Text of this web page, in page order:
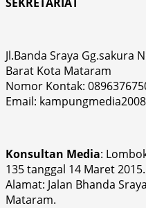
Jl.Banda Sraya Gg.sakura
Barat Kota Mataram
Nomor Kontak:
Email:
Konsultan Media:
135 tanggal 14 Maret 2015.
Alamat: Jalan Bhanda
Mataram.